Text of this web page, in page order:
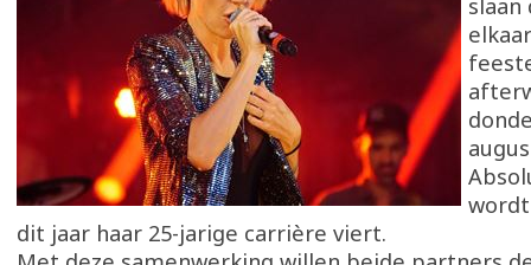
slaan
dit jaar haar 25-jarige carrière viert.